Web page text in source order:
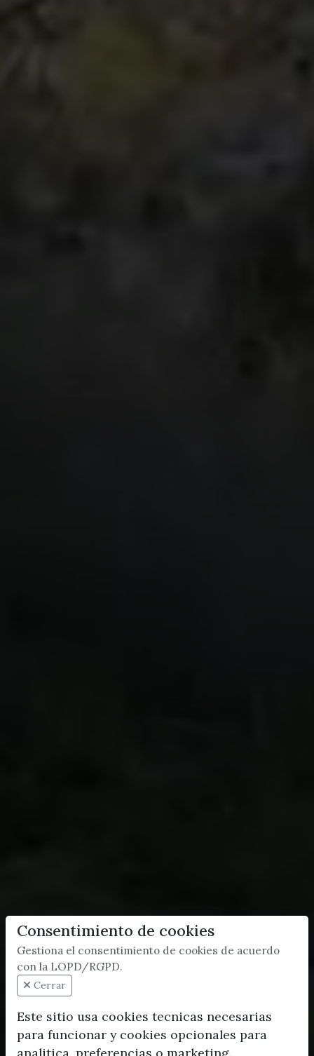
Consentimiento de cookies
Gestiona el consentimiento de cookies de acuerdo
con la LOPD/RGPD.
Cerrar
Este sitio usa cookies tecnicas necesarias
para funcionar y cookies opcionales para